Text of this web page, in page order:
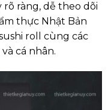
ràng, dễ theo dõi
thực Nhật Bản
roll cùng các
cá nhân.